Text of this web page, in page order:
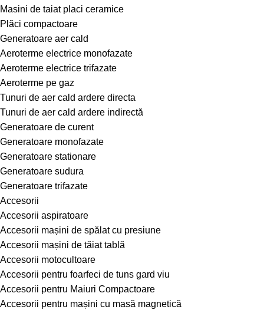
Masini de taiat placi ceramice
Plăci compactoare
Generatoare aer cald
Aeroterme electrice monofazate
Aeroterme electrice trifazate
Aeroterme pe gaz
Tunuri de aer cald ardere directa
Tunuri de aer cald ardere indirectă
Generatoare de curent
Generatoare monofazate
Generatoare stationare
Generatoare sudura
Generatoare trifazate
Accesorii
Accesorii aspiratoare
Accesorii mașini de spălat cu presiune
Accesorii mașini de tăiat tablă
Accesorii motocultoare
Accesorii pentru foarfeci de tuns gard viu
Accesorii pentru Maiuri Compactoare
Accesorii pentru mașini cu masă magnetică